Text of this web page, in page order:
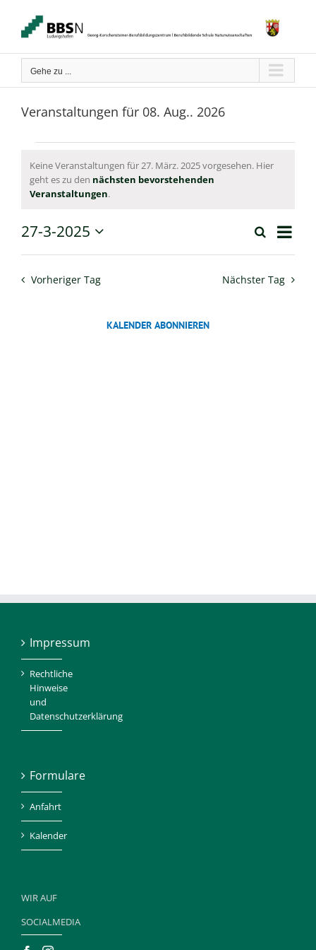
springen
Gehe zu ...
Veranstaltungen für 08. Aug.. 2026
für
März.
Hinweis
Keine Veranstaltungen für 27. März. 2025 vorgesehen. Hier
geht es zu den nächsten bevorstehenden
Veranstaltungen.
Suche
Tag
27-3-2025
Vorheriger Tag Nächster Tag
KALENDER ABONNIEREN
Impressum
Rechtliche
Hinweise
und
Datenschutzerklärung
Formulare
Anfahrt
Kalender
WIR AUF
SOCIALMEDIA